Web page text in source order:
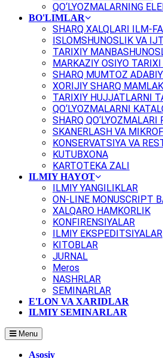
QO‘LYOZMALARNING
BO'LIMLAR
SHARQ XALQLARI ILM-
ISLOMSHUNOSLIK VA
TARIXIY
MARKAZIY OSIYO TARIXI
SHARQ MUMTOZ
XORIJIY SHARQ
TARIXIY HUJJATLARNI
QO‘LYOZMALARNI
SHARQ QO‘LYOZMALARI
SKANERLASH VA
KONSERVATSIYA VA
KUTUBXONA
KARTOTEKA ZALI
ILMIY HAYOT
ILMIY YANGILIKLAR
ON-LINE MONUSCRIPT
XALQARO HAMKORLIK
KONFIRENSIYALAR
ILMIY EKSPEDITSIYALAR
KITOBLAR
JURNAL
Meros
NASHRLAR
SEMINARLAR
E'LON VA XARIDLAR
ILMIY SEMINARLAR
Menu
Asosiy